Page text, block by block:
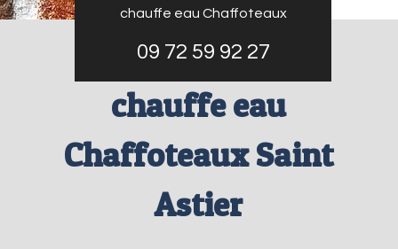
chauffe eau Chaffoteaux
09 72 59 92 27
chauffe eau
Chaffoteaux Saint
Astier